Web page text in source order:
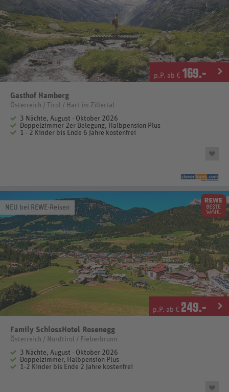
p.P. ab € 169.-
Gasthof Hamberg
Österreich / Tirol / Hart im Zillertal
3 Nächte, August - Oktober 2026
Doppelzimmer 2er Belegung, Halbpension Plus
1 - 2 Kinder bis Ende 6 Jahre kostenfrei
NEU bei REWE-Reisen
p.P. ab € 249.-
Family SchlossHotel Rosenegg
Österreich / Nordtirol / Fieberbrunn
3 Nächte, August - Oktober 2026
Doppelzimmer, Halbpension Plus
1-2 Kinder bis Ende 2 Jahre kostenfrei